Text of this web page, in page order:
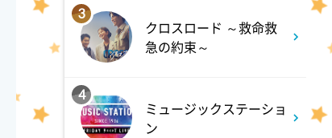
3
クロスロード ～救命救
急の約束～
4
ミュージックステーショ
ン